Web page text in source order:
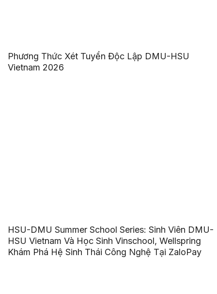
Phương Thức Xét Tuyển Độc Lập DMU-HSU
Vietnam 2026
HSU-DMU Summer School Series: Sinh Viên DMU-
HSU Vietnam Và Học Sinh Vinschool, Wellspring
Khám Phá Hệ Sinh Thái Công Nghệ Tại ZaloPay